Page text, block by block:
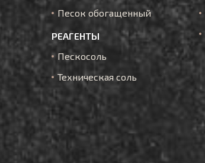
Песок обогащенный
РЕАГЕНТЫ
Пескосоль
Техническая соль